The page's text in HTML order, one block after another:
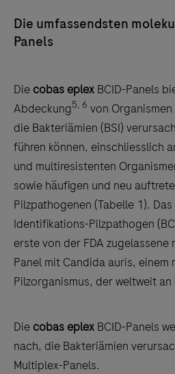
Die umfassendsten
Panels
Die cobas eplex BCID-Panels
Abdeckung5, 6 von
die Bakteriämien (BSI)
führen können, einschliesslich
und multiresistenten
sowie häufigen und neu
Pilzpathogenen (Tabelle 1). Das
Identifikations-Pilzpathogen
erste von der FDA zugelassene
Panel mit Candida auris, einem
Pilzorganismus, der weltweit an
Die cobas eplex BCID-Panels
nach, die Bakteriämien
Multiplex-Panels.